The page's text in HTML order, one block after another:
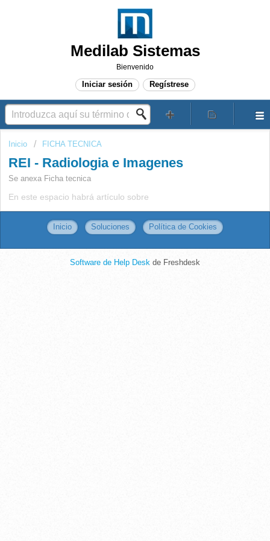
Medilab Sistemas
Bienvenido
Iniciar sesión Regístrese
Inicio FICHA TECNICA
REI - Radiologia e Imagenes
Se anexa Ficha tecnica
En este espacio habrá artículo sobre
Inicio Soluciones Política de Cookies
Software de Help Desk de Freshdesk